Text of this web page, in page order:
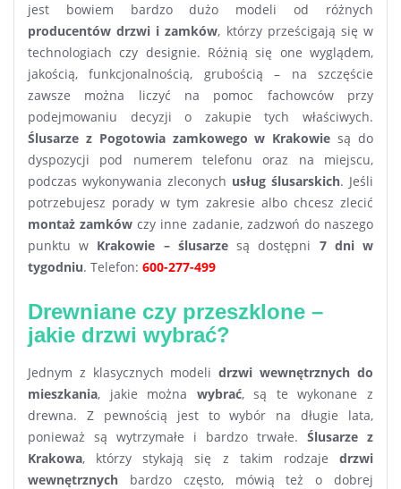
jest bowiem bardzo dużo modeli od różnych
producentów drzwi i zamków, którzy prześcigają się w
technologiach czy designie. Różnią się one wyglądem,
jakością, funkcjonalnością, grubością – na szczęście
zawsze można liczyć na pomoc fachowców przy
podejmowaniu decyzji o zakupie tych właściwych.
Ślusarze z Pogotowia zamkowego w Krakowie są do
dyspozycji pod numerem telefonu oraz na miejscu,
podczas wykonywania zleconych usług ślusarskich. Jeśli
potrzebujesz porady w tym zakresie albo chcesz zlecić
montaż zamków czy inne zadanie, zadzwoń do naszego
punktu w Krakowie – ślusarzesą dostępni 7 dni w
tygodniu. Telefon: 600-277-499
Drewniane czy przeszklone –
jakie drzwi wybrać?
Jednym z klasycznych modelidrzwi wewnętrznych do
mieszkania, jakie można wybrać, są te wykonane z
drewna. Z pewnością jest to wybór na długie lata,
ponieważ są wytrzymałe i bardzo trwałe. Ślusarze z
Krakowa, którzy stykają się z takim rodzaje drzwi
wewnętrznych bardzo często, mówią też o dobrej